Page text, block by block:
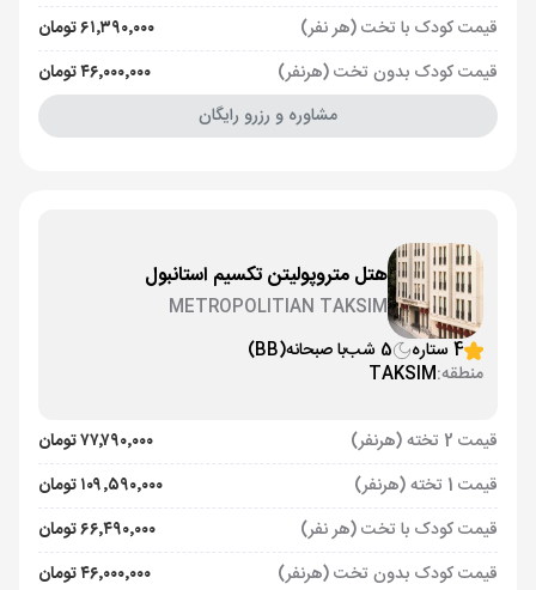
قیمت کودک با تخت (هر نفر)
۶۱٬۳۹۰٬۰۰۰ تومان
قیمت کودک بدون تخت (هرنفر)
۴۶٬۰۰۰٬۰۰۰ تومان
مشاوره و رزرو رایگان
هتل متروپولیتن تکسیم استانبول
METROPOLITIAN TAKSIM
4 ستاره
5 شب با صبحانه(BB)
منطقه:TAKSIM
قیمت 2 تخته (هرنفر)
۷۷٬۷۹۰٬۰۰۰ تومان
قیمت 1 تخته (هرنفر)
۱۰۹٬۵۹۰٬۰۰۰ تومان
قیمت کودک با تخت (هر نفر)
۶۶٬۴۹۰٬۰۰۰ تومان
قیمت کودک بدون تخت (هرنفر)
۴۶٬۰۰۰٬۰۰۰ تومان